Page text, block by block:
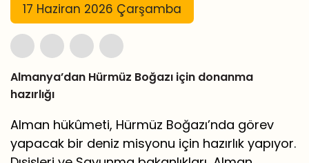
17 Haziran 2026 Çarşamba
Almanya’dan Hürmüz Boğazı için donanma
hazırlığı
Alman hükûmeti, Hürmüz Boğazı’nda görev
yapacak bir deniz misyonu için hazırlık yapıyor.